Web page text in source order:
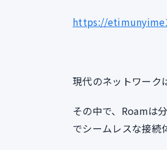
https://
現代のネットワーク
その中で、Roamは
でシームレスな接続